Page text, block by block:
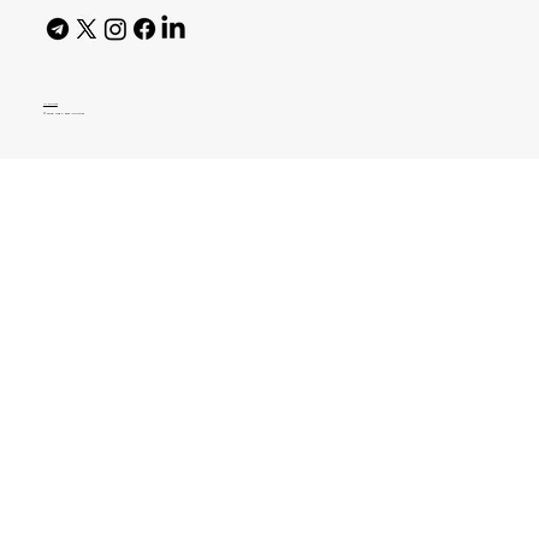
AI Policy
© 2026 High Bar Journal